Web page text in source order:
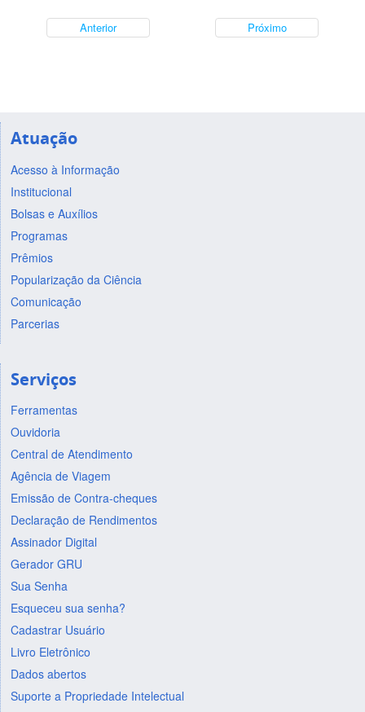
Anterior Próximo
Atuação
Acesso à Informação
Institucional
Bolsas e Auxílios
Programas
Prêmios
Popularização da Ciência
Comunicação
Parcerias
Serviços
Ferramentas
Ouvidoria
Central de Atendimento
Agência de Viagem
Emissão de Contra-cheques
Declaração de Rendimentos
Assinador Digital
Gerador GRU
Sua Senha
Esqueceu sua senha?
Cadastrar Usuário
Livro Eletrônico
Dados abertos
Suporte a Propriedade Intelectual